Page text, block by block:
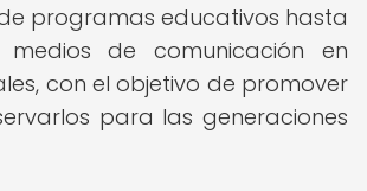
programas educativos hasta
de comunicación en
con el objetivo de promover
para las generaciones